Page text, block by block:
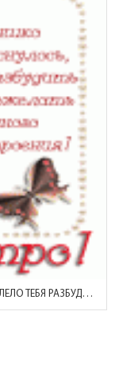
ДОБРОЕ УТРО! ( СОЛНЫШКО ПРОСНУЛОСЬ И ВЕЛЕЛО ТЕБЯ РАЗБУДИТЬ)